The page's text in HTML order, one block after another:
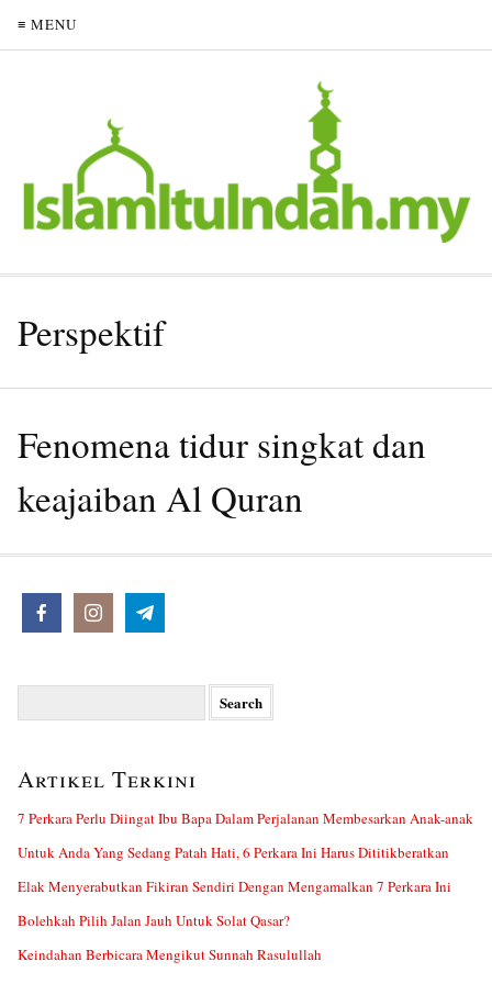
≡ MENU
Perspektif
Fenomena tidur singkat dan
keajaiban Al Quran
Artikel Terkini
7 Perkara Perlu Diingat Ibu Bapa Dalam Perjalanan Membesarkan Anak-anak
Untuk Anda Yang Sedang Patah Hati, 6 Perkara Ini Harus Dititikberatkan
Elak Menyerabutkan Fikiran Sendiri Dengan Mengamalkan 7 Perkara Ini
Bolehkah Pilih Jalan Jauh Untuk Solat Qasar?
Keindahan Berbicara Mengikut Sunnah Rasulullah